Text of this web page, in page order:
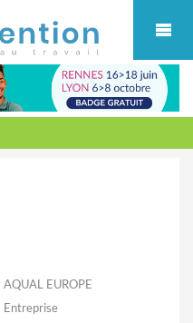
AQUAL EUROPE
Entreprise